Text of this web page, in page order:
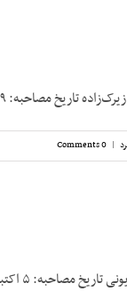
۱۹ مارس ۱۹۸۶ محل مصاحبه: [...]
|
0 Comments
محل مصاحبه: لندن- انگلستان [...]